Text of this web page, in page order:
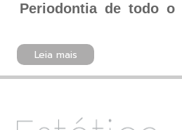
Periodontia de todo o
Leia mais